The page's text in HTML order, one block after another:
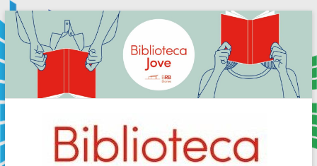
Skip
content